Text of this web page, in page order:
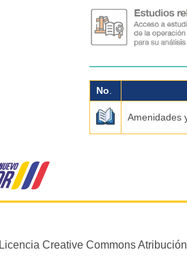
No
Amenidades
Licencia Creative Commons